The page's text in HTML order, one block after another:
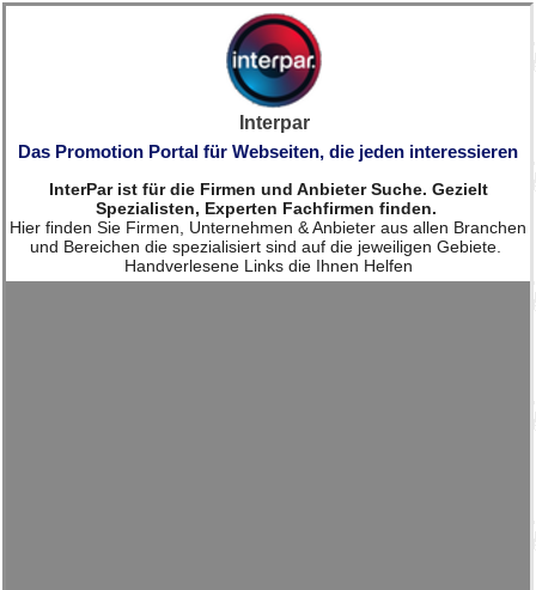
Interpar
Das Promotion Portal für Webseiten, die jeden interessieren
InterPar ist für die Firmen und Anbieter Suche. Gezielt
Spezialisten, Experten Fachfirmen finden.
Hier finden Sie Firmen, Unternehmen & Anbieter aus allen Branchen
und Bereichen die spezialisiert sind auf die jeweiligen Gebiete.
Handverlesene Links die Ihnen Helfen